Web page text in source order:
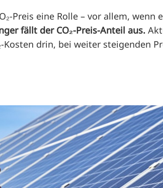
Preis eine Rolle – vor allem, wenn
fällt der CO₂-Preis-Anteil aus.
Kosten drin, bei weiter steigenden